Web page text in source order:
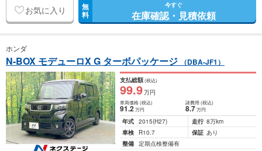
お気に入り 無
料
今すぐ
在庫確認・見積依頼
ホンダ
N-BOX モデューロX G ターボパッケージ （DBA-JF1）
支払総額(税込)
99.9万円
車両価格(税込)
91.2万円
諸費用 (税込)
8.7 万円
年式 2015(H27) 走行 8万km
車検
R10.7 保証 あり
整備 定期点検整備有